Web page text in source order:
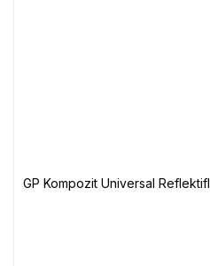
GP Kompozit Universal